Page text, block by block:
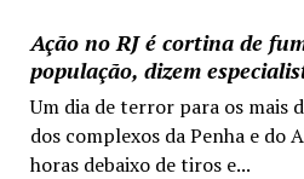
Ação no RJ é cortina de
população, dizem
Um dia de terror para os mais
dos complexos da Penha e do
horas debaixo de tiros e...